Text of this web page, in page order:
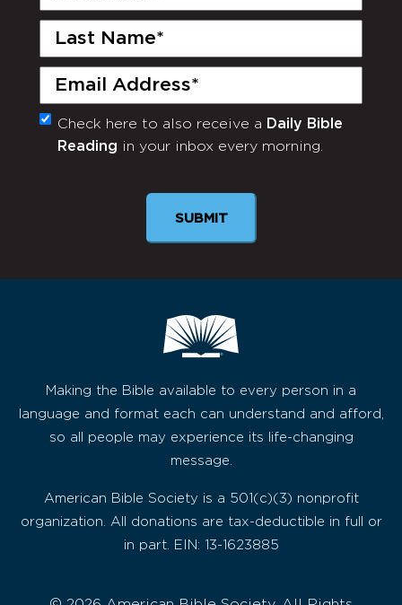
Last
Email
(Required)
Monthly
Newsletter
Check here to also receive a Daily Bible
Reading in your inbox every morning.
Making the Bible available to every person in a
language and format each can understand and afford,
so all people may experience its life-changing
message.
American Bible Society is a 501(c)(3) nonprofit
organization. All donations are tax-deductible in full or
in part. EIN: 13-1623885